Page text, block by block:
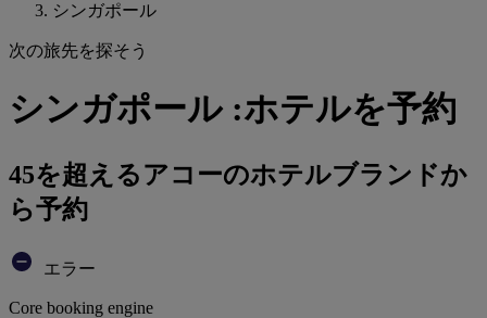
シンガポール
次の旅先を探そう
シンガポール :ホテルを予約
45を超えるアコーのホテルブランドか
ら予約
エラー
Core booking engine